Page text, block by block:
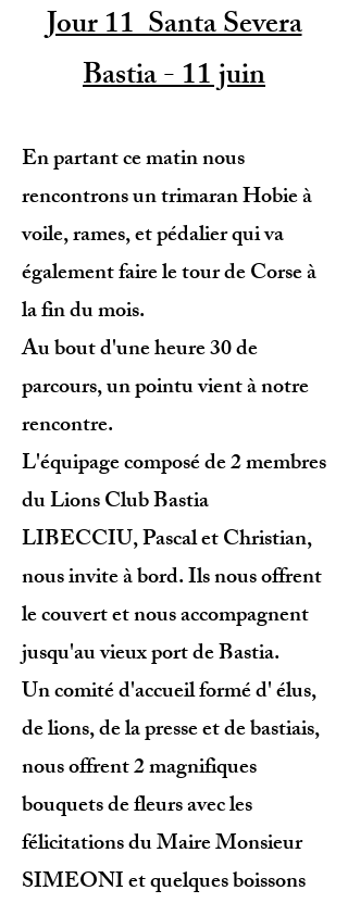
Jour 11 Santa Severa
Bastia - 11 juin
En partant ce matin nous
rencontrons un trimaran Hobie à
voile, rames, et pédalier qui va
également faire le tour de Corse à
la fin du mois.
Au bout d'une heure 30 de
parcours, un pointu vient à notre
rencontre.
L'équipage composé de 2 membres
du Lions Club Bastia
LIBECCIU, Pascal et Christian,
nous invite à bord. Ils nous offrent
le couvert et nous accompagnent
jusqu'au vieux port de Bastia.
Un comité d'accueil formé d' élus,
de lions, de la presse et de bastiais,
nous offrent 2 magnifiques
bouquets de fleurs avec les
félicitations du Maire Monsieur
SIMEONI et quelques boissons